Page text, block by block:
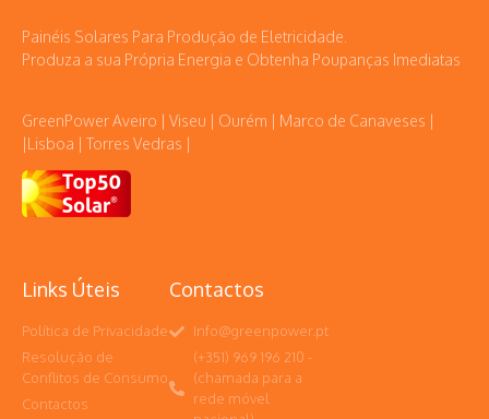
Painéis Solares Para Produção de Eletricidade.
Produza a sua Própria Energia e Obtenha Poupanças Imediatas
GreenPower Aveiro | Viseu | Ourém | Marco de Canaveses |
|Lisboa | Torres Vedras |
Links Úteis
Política de Privacidade
Resolução de
Conflitos de Consumo
Contactos
Contactos
Info@greenpower.pt
(+351) 969 196 210 -
(chamada para a
rede móvel